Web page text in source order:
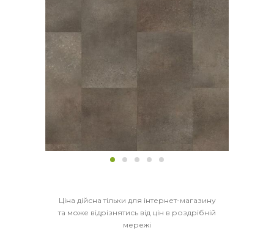
Ціна дійсна тільки для інтернет-магазину
та може відрізнятись від цін в роздрібній
мережі